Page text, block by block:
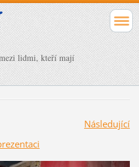
lidmi, kteří mají
Následující